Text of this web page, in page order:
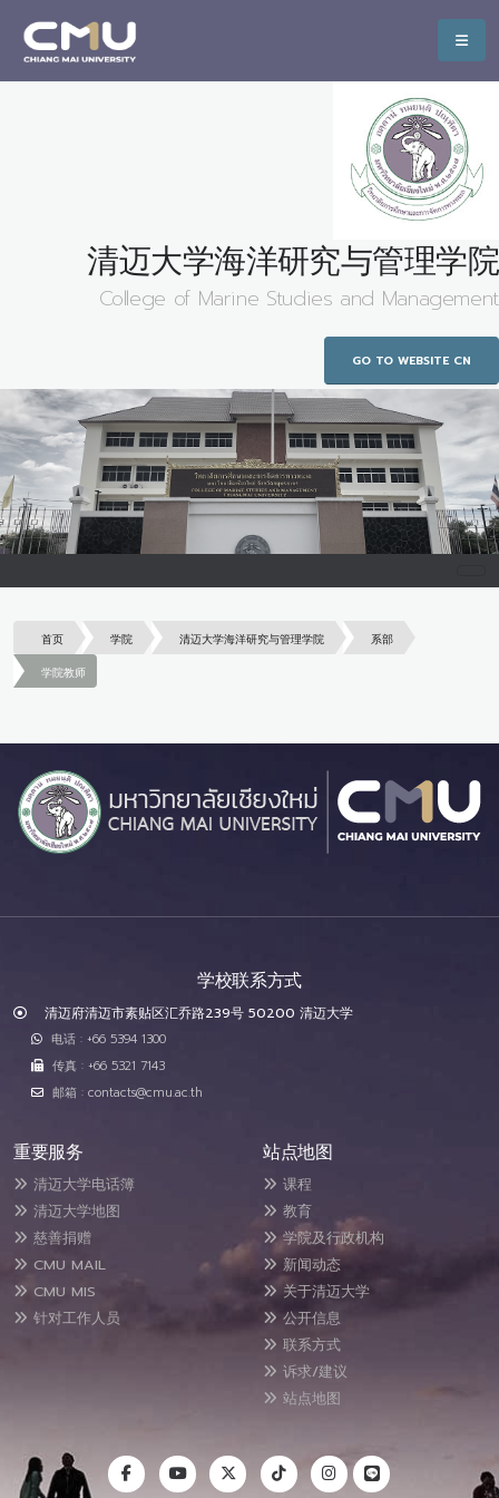
清迈大学海洋研究与管理学院
College of Marine Studies and Management
GO TO WEBSITE CN
首页 学院 清迈大学海洋研究与管理学院
系部
学院教师
学校联系方式
清迈府清迈市素贴区汇乔路239号 50200 清迈大学
电话 : +66 5394 1300
传真 : +66 5321 7143
邮箱 : contacts@cmu.ac.th
重要服务
清迈大学电话簿
清迈大学地图
慈善捐赠
CMU MAIL
CMU MIS
针对工作人员
站点地图
课程
教育
学院及行政机构
新闻动态
关于清迈大学
公开信息
联系方式
诉求/建议
站点地图